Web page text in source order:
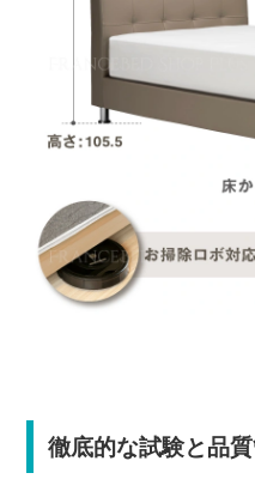
徹底的な試験と品